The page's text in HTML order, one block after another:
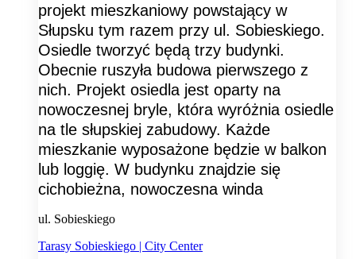
projekt mieszkaniowy powstający w
Słupsku tym razem przy ul. Sobieskiego.
Osiedle tworzyć będą trzy budynki.
Obecnie ruszyła budowa pierwszego z
nich. Projekt osiedla jest oparty na
nowoczesnej bryle, która wyróżnia osiedle
na tle słupskiej zabudowy. Każde
mieszkanie wyposażone będzie w balkon
lub loggię. W budynku znajdzie się
cichobieżna, nowoczesna winda
ul. Sobieskiego
Tarasy Sobieskiego | City Center